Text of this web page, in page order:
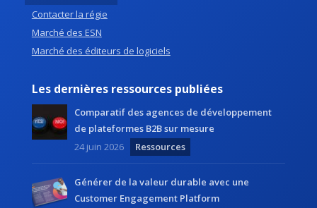
Contacter la régie
Marché des ESN
Marché des éditeurs de logiciels
Les dernières ressources publiées
Comparatif des agences de développement
de plateformes B2B sur mesure
24 juin 2026
Ressources
Générer de la valeur durable avec une
Customer Engagement Platform